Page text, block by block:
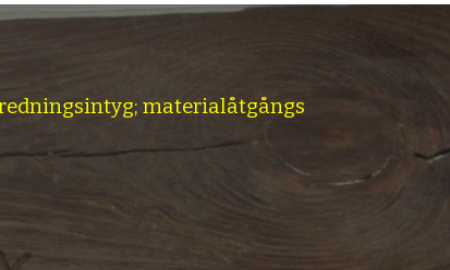
materialåtgångs